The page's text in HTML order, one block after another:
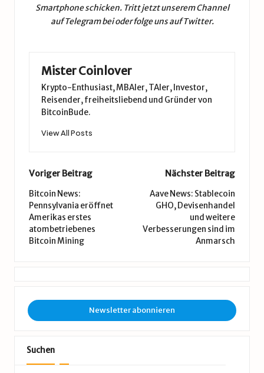
Smartphone schicken. Tritt jetzt unseremChannel
auf Telegrambei oder folge uns aufTwitter.
Mister Coinlover
Krypto-Enthusiast, MBAler, TAler, Investor,
Reisender, freiheitsliebend und Gründer von
BitcoinBude.
View All Posts
Post
navigation
Voriger Beitrag
Bitcoin News:
Pennsylvania eröffnet
Amerikas erstes
atombetriebenes
Bitcoin Mining
Nächster Beitrag
Aave News: Stablecoin
GHO, Devisenhandel
und weitere
Verbesserungen sind im
Anmarsch
Newsletter abonnieren
Suchen